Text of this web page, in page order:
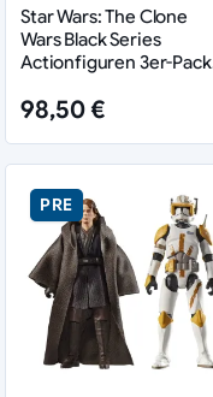
Star Wars: The Clone
Wars Black Series
Actionfiguren 3er-Pack
& Blitz 15 cm
98,50 €
PRE